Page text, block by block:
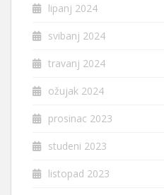
lipanj 2024
svibanj 2024
travanj 2024
ožujak 2024
prosinac 2023
studeni 2023
listopad 2023